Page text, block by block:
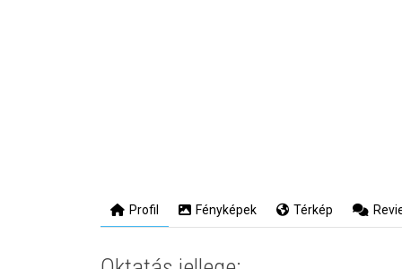
Profil Fényképek Térkép